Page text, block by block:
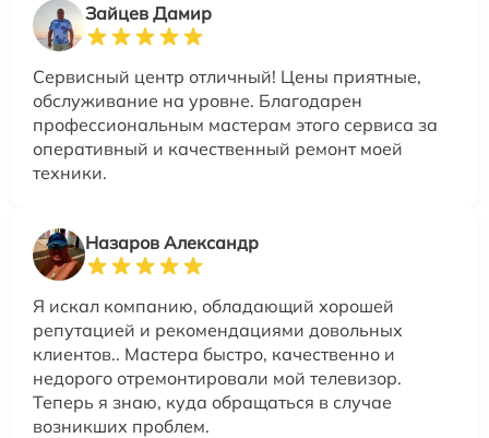
Зайцев Дамир
Сервисный центр отличный! Цены приятные,
обслуживание на уровне. Благодарен
профессиональным мастерам этого сервиса за
оперативный и качественный ремонт моей
техники.
Назаров Александр
Я искал компанию, обладающий хорошей
репутацией и рекомендациями довольных
клиентов.. Мастера быстро, качественно и
недорого отремонтировали мой телевизор.
Теперь я знаю, куда обращаться в случае
возникших проблем.